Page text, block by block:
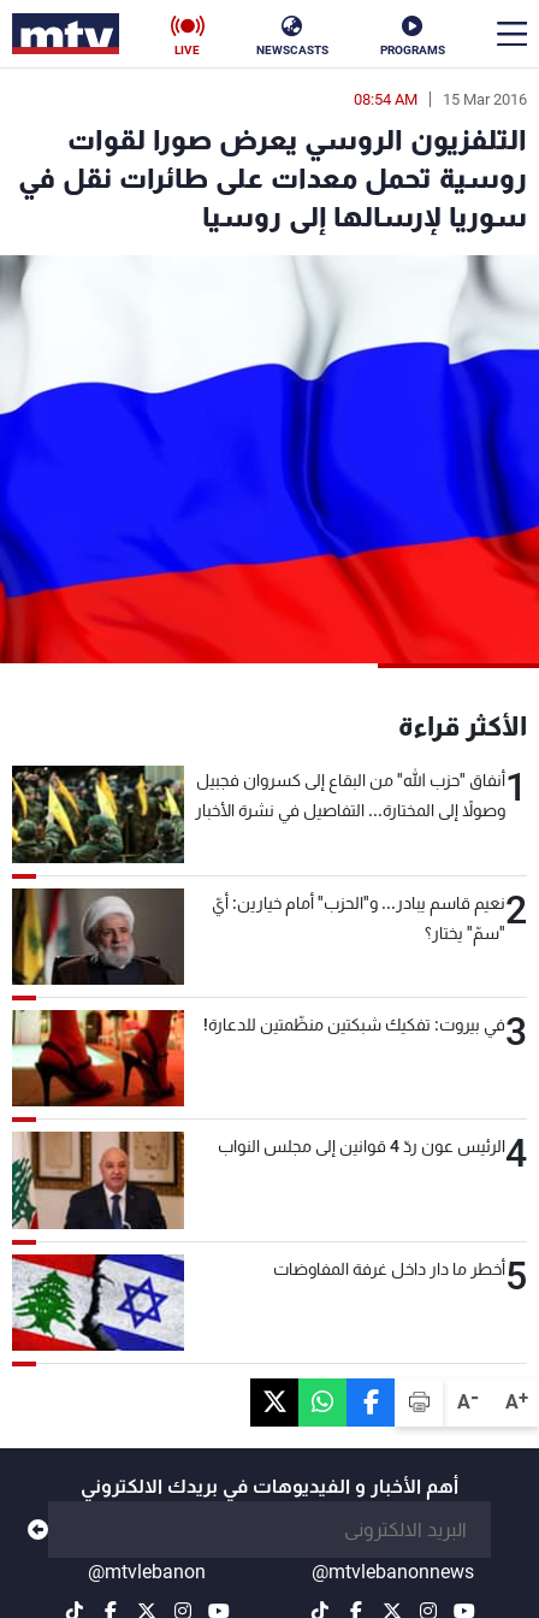
PROGRAMS
NEWSCASTS
LIVE
A+
A-
15 Mar 2016
08:54 AM
التلفزيون الروسي يعرض صورا لقوات
روسية تحمل معدات على طائرات نقل في
سوريا لإرسالها إلى روسيا
الأكثر قراءة
1أنفاق "حزب الله" من البقاع إلى كسروان فجبيل
وصولاً إلى المختارة... التفاصيل في نشرة الأخبار
2نعيم قاسم يبادر... و"الحزب" أمام خيارين: أيّ
"سمّ" يختار؟
3في بيروت: تفكيك شبكتين منظّمتين للدعارة!
4الرئيس عون ردّ 4 قوانين إلى مجلس النواب
5أخطر ما دار داخل غرفة المفاوضات
أهم الأخبار و الفيديوهات في بريدك الالكتروني
@mtvlebanonnews
@mtvlebanon
en
الأخبار
سياسة ناس
إقتصاد
منوعات
البرامج
جدول البرامج
شاهد البرامج
لاعلاناتكم